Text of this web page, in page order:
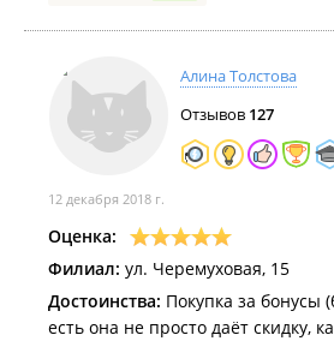
Алина Толстова
Отзывов 127
12 декабря 2018 г.
Оценка:
Филиал: ул. Черемуховая, 15
Достоинства: Покупка за бонусы
есть она не просто даёт скидку,